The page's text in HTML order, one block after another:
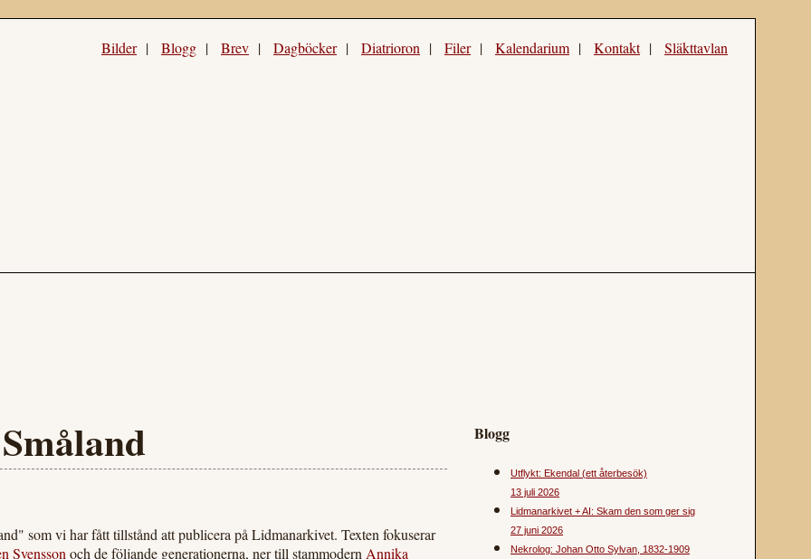
Bilder| Blogg | Brev | Dagböcker| Diatrioron | Filer| Kalendarium | Kontakt| Släkttavlan
som vi har fått tillstånd att publicera på Lidmanarkivet. Texten fokuserar
Svensson och de följande generationerna, ner till stammodern Annika
Blogg
Utflykt: Ekendal (ett återbesök)
13 juli 2026
Lidmanarkivet + AI: Skam den som ger sig
27 juni 2026
Nekrolog: Johan Otto Sylvan, 1832-1909